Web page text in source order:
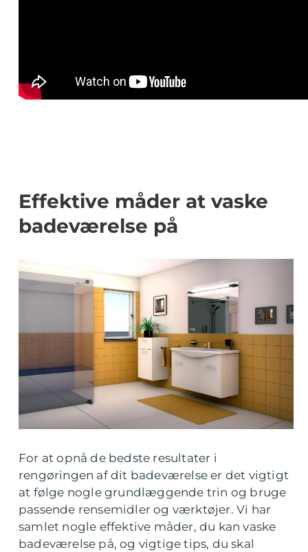
Effektive måder at vaske
badeværelse på
For at opnå de bedste resultater i
rengøringen af dit badeværelse er det vigtigt
at følge nogle grundlæggende trin og bruge
passende rensemidler og værktøjer. Vi har
samlet nogle effektive måder, du kan vaske
badeværelse på, og vigtige tips, du skal